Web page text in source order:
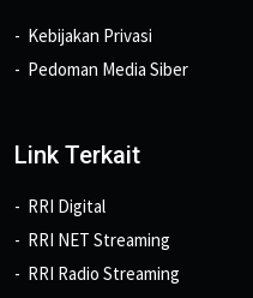
Kebijakan Privasi
Pedoman Media Siber
Link Terkait
RRI Digital
RRI NET Streaming
RRI Radio Streaming